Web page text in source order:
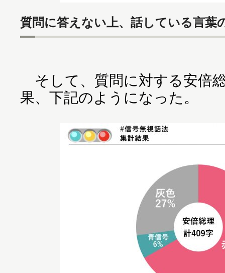
質問に答えない上、話している言葉
そして、質問に対する安倍
果、下記のようになった。